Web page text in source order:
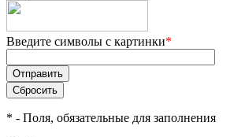
Введите символы с картинки*
* - Поля, обязательные для заполнения